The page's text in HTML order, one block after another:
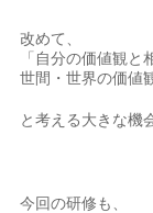
改めて、
「自分の価値観
世間・世界の価値
と考える大きな機
今回の研修も、